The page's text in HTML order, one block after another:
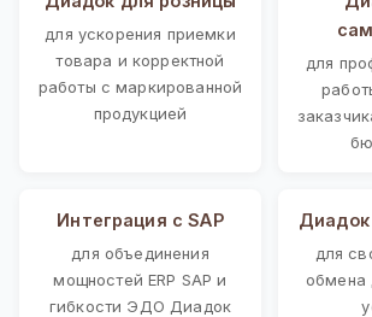
для ускорения приемки
товара и корректной
работы с маркированной
продукцией
для
Интеграция с SAP
для объединения
мощностей ERP SAP и
гибкости ЭДО Диадок
для
обмена